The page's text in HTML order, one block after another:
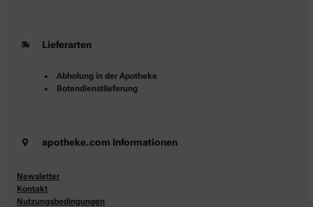
Lieferarten
Abholung in der Apotheke
Botendienstlieferung
apotheke.com Informationen
Newsletter
Kontakt
Nutzungsbedingungen